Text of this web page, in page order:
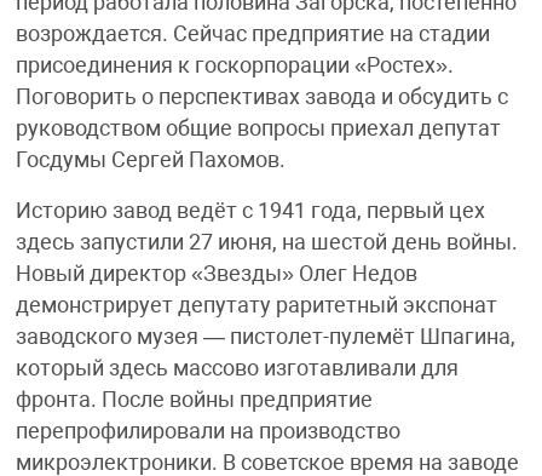
возрождается. Сейчас предприятие на стадии
присоединения к госкорпорации «Ростех».
Поговорить о перспективах завода и обсудить с
руководством общие вопросы приехал депутат
Госдумы Сергей Пахомов.
Историю завод ведёт с 1941 года, первый цех
здесь запустили 27 июня, на шестой день войны.
Новый директор «Звезды» Олег Недов
демонстрирует депутату раритетный экспонат
заводского музея — пистолет-пулемёт Шпагина,
который здесь массово изготавливали для
фронта. После войны предприятие
перепрофилировали на производство
микроэлектроники. В советское время на заводе